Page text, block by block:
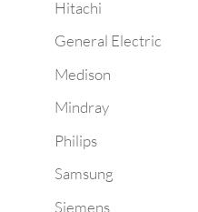
Hitachi
General Electric
Medison
Mindray
Philips
Samsung
Siemens